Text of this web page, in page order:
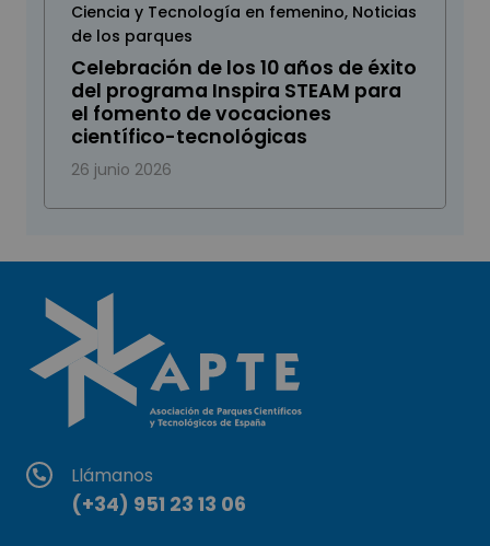
Ciencia y Tecnología en femenino, Noticias
de los parques
Celebración de los 10 años de éxito
del programa Inspira STEAM para
el fomento de vocaciones
científico-tecnológicas
26 junio 2026
Llámanos
(+34) 951 23 13 06